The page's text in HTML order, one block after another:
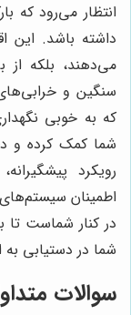
انتظار می‌رود که
داشته باشد. این
می‌دهند، بلکه از
سنگین و
که به خوبی
شما کمک کرده و
رویکرد
اطمینان
در کنار شماست تا
شما در دستیابی
سوالات